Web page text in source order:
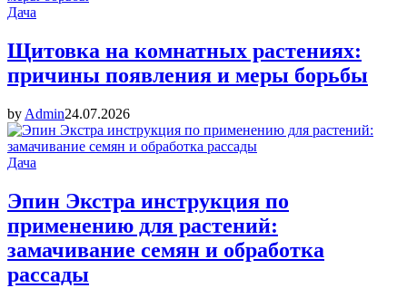
Дача
Щитовка на комнатных растениях:
причины появления и меры борьбы
by Admin24.07.2026
Дача
Эпин Экстра инструкция по
применению для растений:
замачивание семян и обработка
рассады